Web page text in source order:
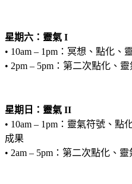
星期六：靈氣 I
• 10am – 1pm：冥想、點化、
• 2pm – 5pm：第二次點化、
星期日：靈氣 II
• 10am – 1pm：靈氣符號、
成果
• 2am – 5pm：第二次點化、